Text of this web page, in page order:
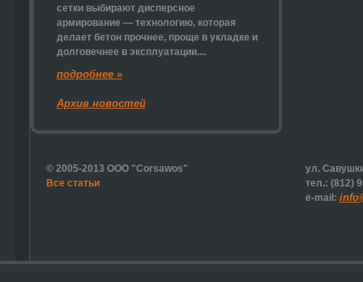
сетки выбирают дисперсное
армирование — технологию, которая
делает бетон прочнее, проще в укладке и
долговечнее в эксплуатации....
подробнее »
Архив новостей
© 2005-2013 ООО "Corsawos"
Все статьи
ул.
тел.: (812)
e-mail: